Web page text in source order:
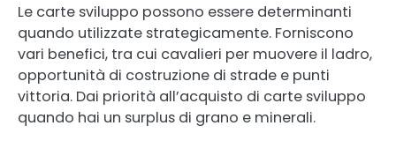
Le carte sviluppo possono essere determinanti
quando utilizzate strategicamente. Forniscono
vari benefici, tra cui cavalieri per muovere il ladro,
opportunità di costruzione di strade e punti
vittoria. Dai priorità all’acquisto di carte sviluppo
quando hai un surplus di grano e minerali.